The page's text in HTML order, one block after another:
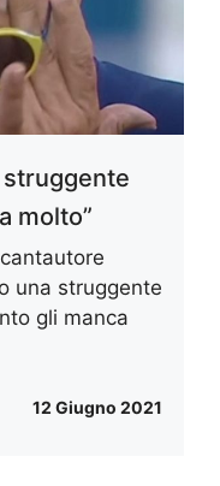
molto”
una struggente
gli manca
12 Giugno 2021